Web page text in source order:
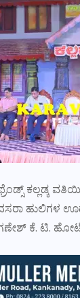
ಫ್ರೆಂಡ್ಸ್
ಹುಲಿಗಳ
ಗಣೇಶ್ ಕೆ. ಟಿ.